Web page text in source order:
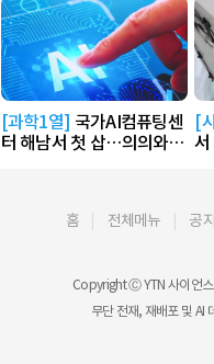
[과학1열] 국가AI컴퓨팅센
터 해남서 첫 삽…의의와
[
서
홈 전체메뉴 공
Copyright Ⓒ YTN 사이언스
무단 전재, 재배포 및 AI